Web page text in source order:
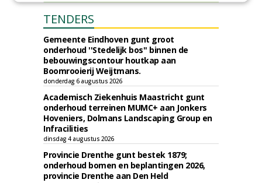
TENDERS
Gemeente Eindhoven gunt groot
onderhoud ''Stedelijk bos'' binnen de
bebouwingscontour houtkap aan
Boomrooierij Weijtmans.
donderdag 6 augustus 2026
Academisch Ziekenhuis Maastricht gunt
onderhoud terreinen MUMC+ aan Jonkers
Hoveniers, Dolmans Landscaping Group en
Infracilities
dinsdag 4 augustus 2026
Provincie Drenthe gunt bestek 1879;
onderhoud bomen en beplantingen 2026,
provincie Drenthe aan Den Held